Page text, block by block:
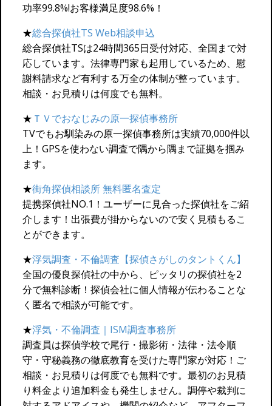
功率99.8%!お客様満足度98.6%！
★総合探偵社TS Web相談申込
総合探偵社TSは24時間365日受付対応、全国まで対
応しています。法律専門家も起用しているため、慰
謝料請求など有利する万全の体制が整っています。
相談・お見積りは何度でも無料。
★ ＴＶでおなじみの原一探偵事務所
TVでもお馴染みの原一探偵事務所は実績70,000件以
上！GPSを使わない調査で隅から隅まで証拠を掴み
ます。
★街角探偵相談所 無料匿名査定
提携探偵社NO.1！ユーザーに見合った探偵社をご紹
介します！出張費が掛からないので安く見積もるこ
とができます。
★浮気調査・不倫調査【探偵さがしのタントくん】
全国の優良探偵社の中から、ピッタリの探偵社を2
分で無料診断！探偵会社に個人情報が伝わることな
く匿名で相談が可能です。
★浮気・不倫調査｜ISM調査事務所
調査員は探偵学校で尾行・撮影術・法律・法令順
守・守秘義務の徹底教育を受けた専門家が対応！ご
相談・お見積りは何度でも無料です。最初のお見積
り料金より追加料金も発生しません。調停や裁判に